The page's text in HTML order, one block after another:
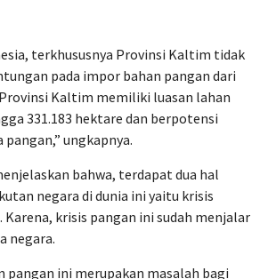
terkhususnya Provinsi Kaltim tidak
pada impor bahan pangan dari
Kaltim memiliki luasan lahan
331.183 hektare dan berpotensi
ungkapnya.
bahwa, terdapat dua hal
negara di dunia ini yaitu krisis
Karena, krisis pangan ini sudah menjalar
negara.
pangan ini merupakan masalah bagi